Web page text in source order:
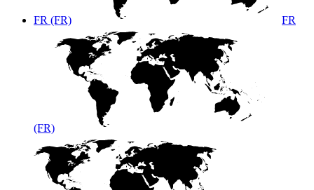
FR (FR) FR
(FR)